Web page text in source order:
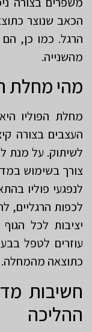
הכאב שנוצר
הרגל. כמו כן,
מהשנייה.
מהי מחלת
מחלת הפוליו
העצבים בצורה
לשיתוק. על מנת
צורך בשימוש
לנפגעי פוליו
לכפות הרגליים,
יציבות לכל
עוזרים לטפל
כתוצאה מהמחלה.
חשיבות
ההליכה